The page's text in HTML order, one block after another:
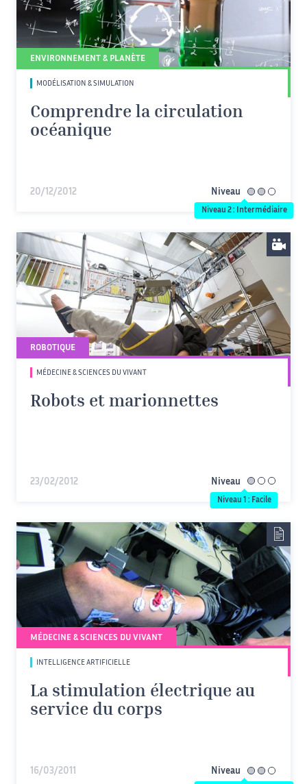
ENVIRONNEMENT & PLANÈTE
MODÉLISATION & SIMULATION
Comprendre la circulation
océanique
20/12/2012 Niveau intermédiaire
Niveau 2 : Intermédiaire
ROBOTIQUE
MÉDECINE & SCIENCES DU VIVANT
Robots et marionnettes
23/02/2012 Niveau facile
Niveau 1 : Facile
MÉDECINE & SCIENCES DU VIVANT
INTELLIGENCE ARTIFICIELLE
La stimulation électrique au
service du corps
16/03/2011 Niveau intermédiaire